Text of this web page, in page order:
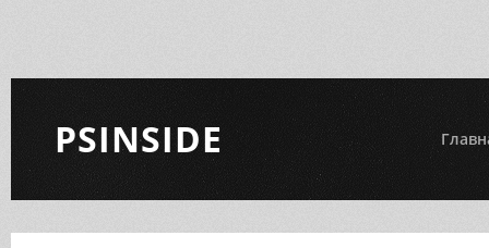
PSINSIDE